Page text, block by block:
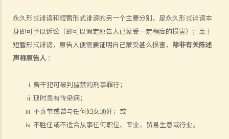
永久形式诽谤和短暂形式诽谤的另一个主要分别，是永久形式诽谤本
身即可予以诉讼（即可以假定原告人已蒙受一定程度的损害）；至于
短暂形式诽谤，原告人便需要证明自己蒙受甚么损害， 除非有关陈述
声称原告人 ：
曾干犯可被判监禁的刑事罪行；
现时患有传染病；
不贞节或曾与任何妇女通奸；或
不胜任或不适合从事任何职位、专业、贸易生意或行业。
的娱乐圈新闻，而这些新闻故事亦可能会对演艺界人士造成不良效果。
这些传媒工作者是否要就诽谤负上法律责任？
向其他人传达诽谤性事情
人重复已发布了的字句，我要负上诽谤的法律责任吗？
2. 如果我只是向妻子讲及另一个人，而当中某些字句具诽谤性。在此情
况下，我要为向他人发布诽谤事情负上法律责任吗？
3. 如果我在公司办公室内谈及另一位同事，有关对话是否属于发布？